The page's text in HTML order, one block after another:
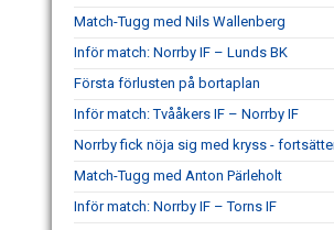
Match-Tugg med Nils Wallenberg
Inför match: Norrby IF – Lunds BK
Första förlusten på bortaplan
Inför match: Tvååkers IF – Norrby IF
Norrby fick nöja sig med kryss -
Match-Tugg med Anton Pärleholt
Inför match: Norrby IF – Torns IF